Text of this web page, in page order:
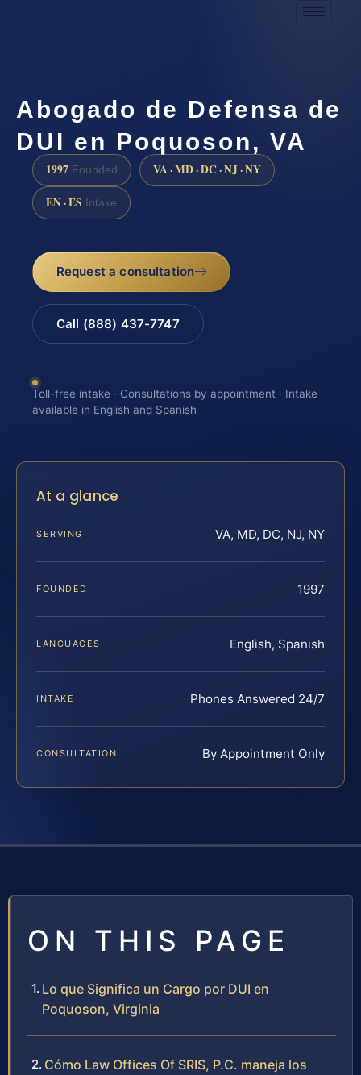
Abogado de Defensa de
DUI en Poquoson, VA
1997 Founded VA · MD · DC · NJ · NY
EN · ES Intake
Request a consultation
Call (888) 437-7747
Toll-free intake · Consultations by appointment · Intake
available in English and Spanish
At a glance
SERVING VA, MD, DC, NJ, NY
FOUNDED 1997
LANGUAGES English, Spanish
INTAKE Phones Answered 24/7
CONSULTATION By Appointment Only
ON THIS PAGE
Lo que Significa un Cargo por DUI en
Poquoson, Virginia
Cómo Law Offices Of SRIS, P.C. maneja los